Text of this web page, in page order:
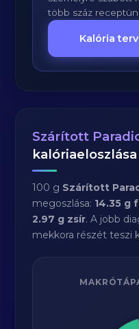
több száz
Kalória
Szárított
kalóriaeloszlása
100 g Szárított
megoszlása: 14.35 g
2.97 g zsír. A jobb
mekkora részét teszi